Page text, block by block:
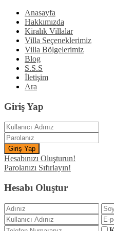
Anasayfa
Hakkımızda
Kiralık Villalar
Villa Seçeneklerimiz
Villa Bölgelerimiz
Blog
S.S.S
İletişim
Ara
Giriş Yap
Giriş Yap
Hesabınızı Oluşturun!
Parolanızı Sıfırlayın!
Hesabı Oluştur